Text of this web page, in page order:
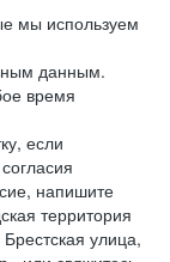
мы используем
данным.
время
если
напишите
территория
улица,